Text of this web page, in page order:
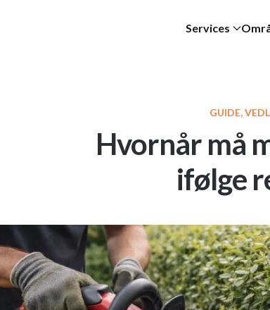
Services
GUIDE,
Hvornår må
ifølge